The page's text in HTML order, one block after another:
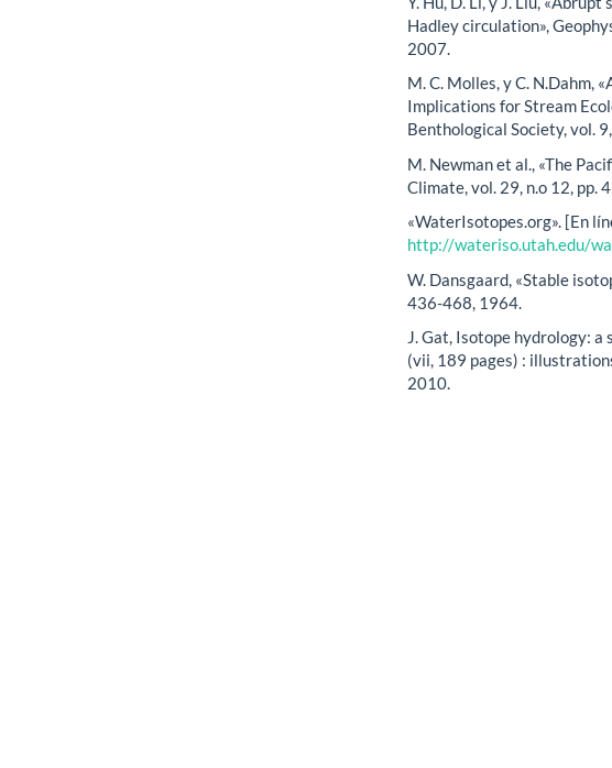
Hadley circulation»,
2007.
M. C. Molles, y C. N.Dahm,
Implications for Stream
Benthological Society, vol.
M. Newman et al., «The
Climate, vol. 29, n.o 12, pp.
«WaterIsotopes.org». [En
http://wateriso.utah.edu/
W. Dansgaard, «Stable
436-468, 1964.
J. Gat, Isotope hydrology:
(vii, 189 pages) :
2010.